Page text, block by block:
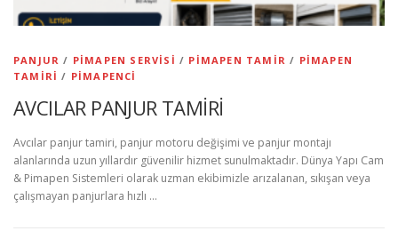
PANJUR / PIMAPEN SERVISI / PIMAPEN TAMIR / PIMAPEN
TAMIRI / PIMAPENCI
AVCILAR PANJUR TAMİRİ
Avcılar panjur tamiri, panjur motoru değişimi ve panjur montajı
alanlarında uzun yıllardır güvenilir hizmet sunulmaktadır. Dünya Yapı Cam
& Pimapen Sistemleri olarak uzman ekibimizle arızalanan, sıkışan veya
çalışmayan panjurlara hızlı …